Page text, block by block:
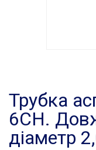
Трубка
6CH.
діаметр